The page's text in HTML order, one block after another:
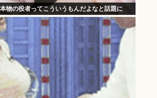
物の役者ってこういうもんだよなと話題に